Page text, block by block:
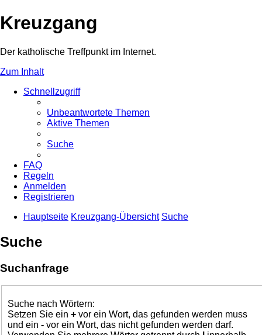
Kreuzgang
Der katholische Treffpunkt im Internet.
Zum Inhalt
Schnellzugriff
Unbeantwortete Themen
Aktive Themen
Suche
FAQ
Regeln
Anmelden
Registrieren
Hauptseite Kreuzgang-Übersicht Suche
Suche
Suchanfrage
Suche nach Wörtern:
Setzen Sie ein + vor ein Wort, das gefunden werden muss
und ein - vor ein Wort, das nicht gefunden werden darf.